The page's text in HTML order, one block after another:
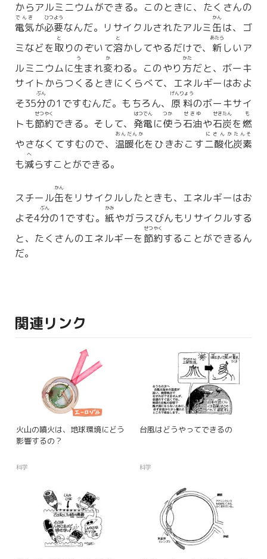
からアルミニウムができる。このときに、たくさんの
電気
でんき
が必要
ひつよう
なんだ。リサイクルされたアルミ缶
かん
は、ゴ
ミなどを取
と
りのぞいて溶
と
かしてやるだけで、 新
あたら
しいア
ルミニウムに生
う
まれ変
か
わる。このやり方
かた
だと、ボーキ
サイトからつくるときにくらべて、エネルギーはおよ
そ35分
ぶん
の1ですむんだ。もちろん、 原料
げんりょう
のボーキサイ
トも節約
せつやく
できる。そして、 発電
はつでん
に使
つか
う石油
せきゆ
や石炭
せきたん
を燃
も
やさなくてすむので、 温暖化
おんだんか
をひきおこす二酸化
にさんか
炭素
たんそ
も減
へ
らすことができる。
スチール缶
かん
をリサイクルしたときも、エネルギーはお
よそ4分
ぶん
の1ですむ。 紙
かみ
やガラスびんもリサイクルする
と、たくさんのエネルギーを 節約
せつやく
することができるん
だ。
関連リンク
火山の噴火は、地球環境にどう
影響するの？
科学
台風はどうやってできるの
科学